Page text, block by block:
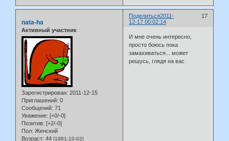
Поделиться 17
2011-
12-17 00:02:14
nata-ha
Активный участник
Зарегистрирован: 2011-12-15
Приглашений: 0
Сообщений: 71
Уважение: [+0/-0]
Позитив: [+2/-0]
Пол: Женский
Возраст: 44 [1981-10-02]
И мне очень интересно,
просто боюсь пока
замахиваться... может
решусь, глядя на вас